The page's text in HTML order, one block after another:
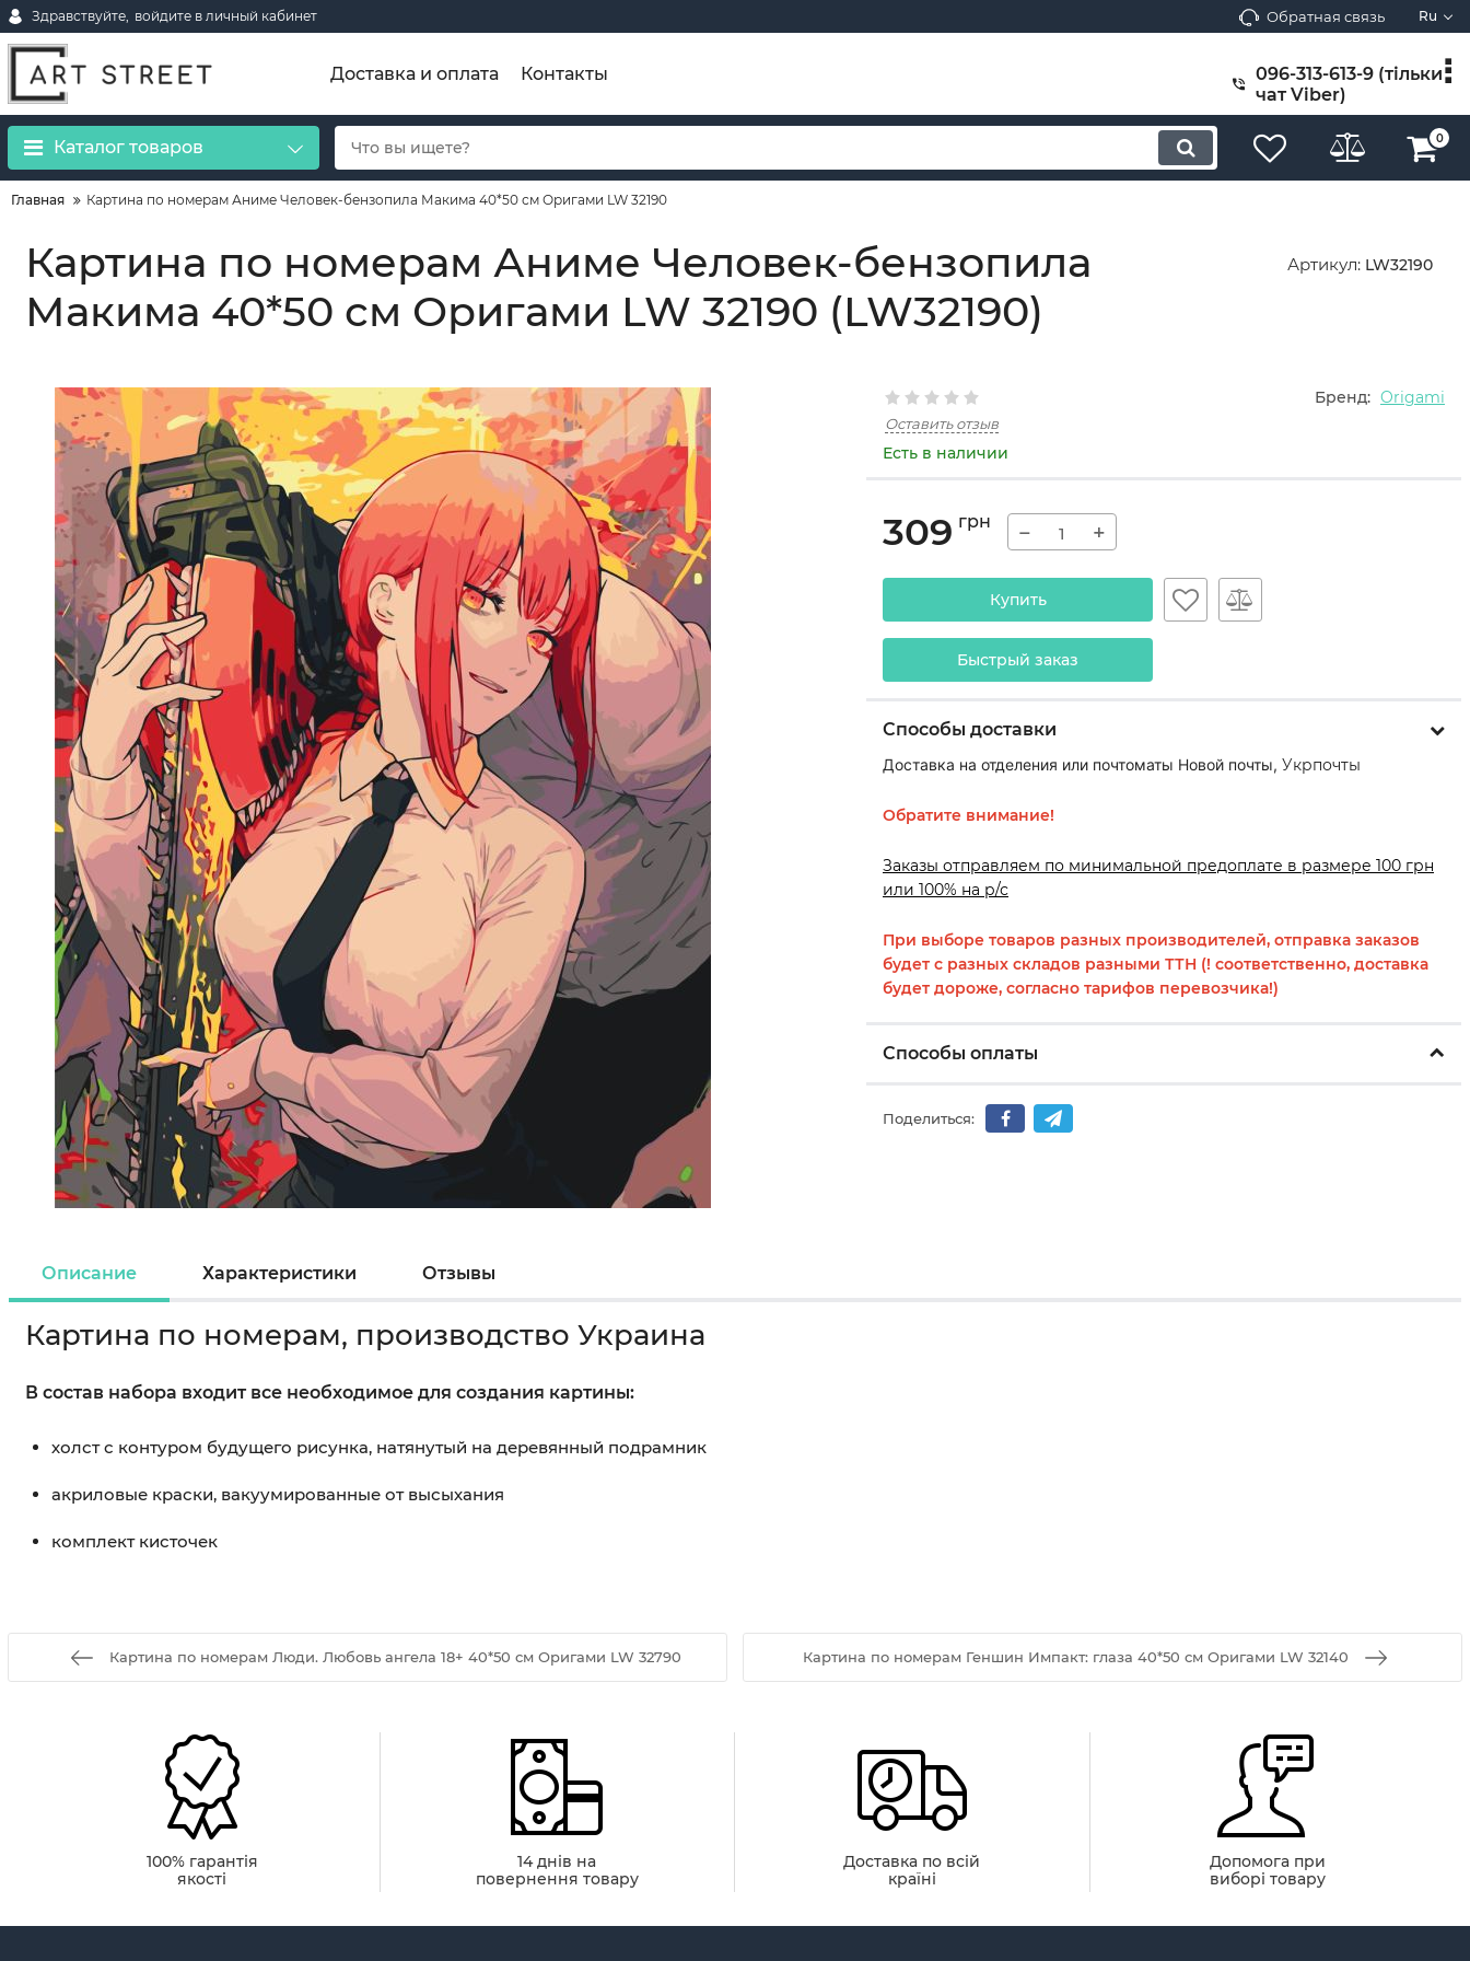
Здравствуйте, войдите в личный кабинет Обратная связь Ru
Доставка и оплата Контакты
096-313-613-9 (тільки
чат Viber)
Каталог товаров 0
Главная Картина по номерам Аниме Человек-бензопила Макима 40*50 см Оригами LW 32190
Картина по номерам Аниме Человек-бензопила
Макима 40*50 см Оригами LW 32190 (LW32190)
Артикул: LW32190
Бренд: Origami
Оставить отзыв
Есть в наличии
309 грн − +
Купить
Быстрый заказ
Способы доставки
Доставка на отделения или почтоматы Новой почты, Укрпочты
Обратите внимание!
Заказы отправляем по минимальной предоплате в размере 100 грн
или 100% на р/с
При выборе товаров разных производителей, отправка заказов
будет с разных складов разными ТТН (! соответственно, доставка
будет дороже, согласно тарифов перевозчика!)
Способы оплаты
Поделиться:
Описание Характеристики Отзывы
Картина по номерам, производство Украина
В состав набора входит все необходимое для создания картины:
холст с контуром будущего рисунка, натянутый на деревянный подрамник
акриловые краски, вакуумированные от высыхания
комплект кисточек
Картина по номерам Люди. Любовь ангела 18+ 40*50 см Оригами LW 32790 Картина по номерам Геншин Импакт: глаза 40*50 см Оригами LW 32140
100% гарантія
якості
14 днів на
повернення товару
Доставка по всій
країні
Допомога при
виборі товару